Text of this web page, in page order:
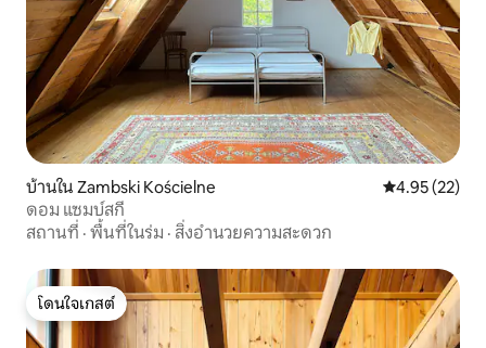
บ้านใน Zambski Kościelne คะแนนเฉลี่ย
4.95 (22)
ดอม แซมบ์สกี้
สถานที่ · พื้นที่ในร่ม · สิ่งอำนวยความสะดวก
โดนใจเกสต์
โดนใจเกสต์